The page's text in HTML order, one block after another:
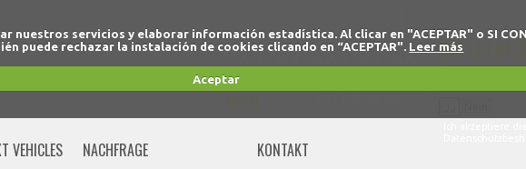
servicios y elaborar información estadística. Al clicar en "ACEPTAR" o SI
puede rechazar la instalación de cookies clicando en “ACEPTAR". Leer más
Aceptar+34 91 691 77 32 BULLETIN
VEHICLES NACHFRAGE KONTAKT